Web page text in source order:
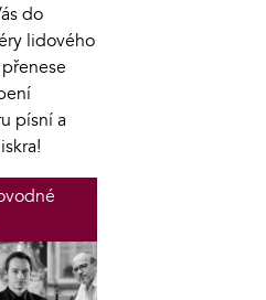
do
lidového
písní a